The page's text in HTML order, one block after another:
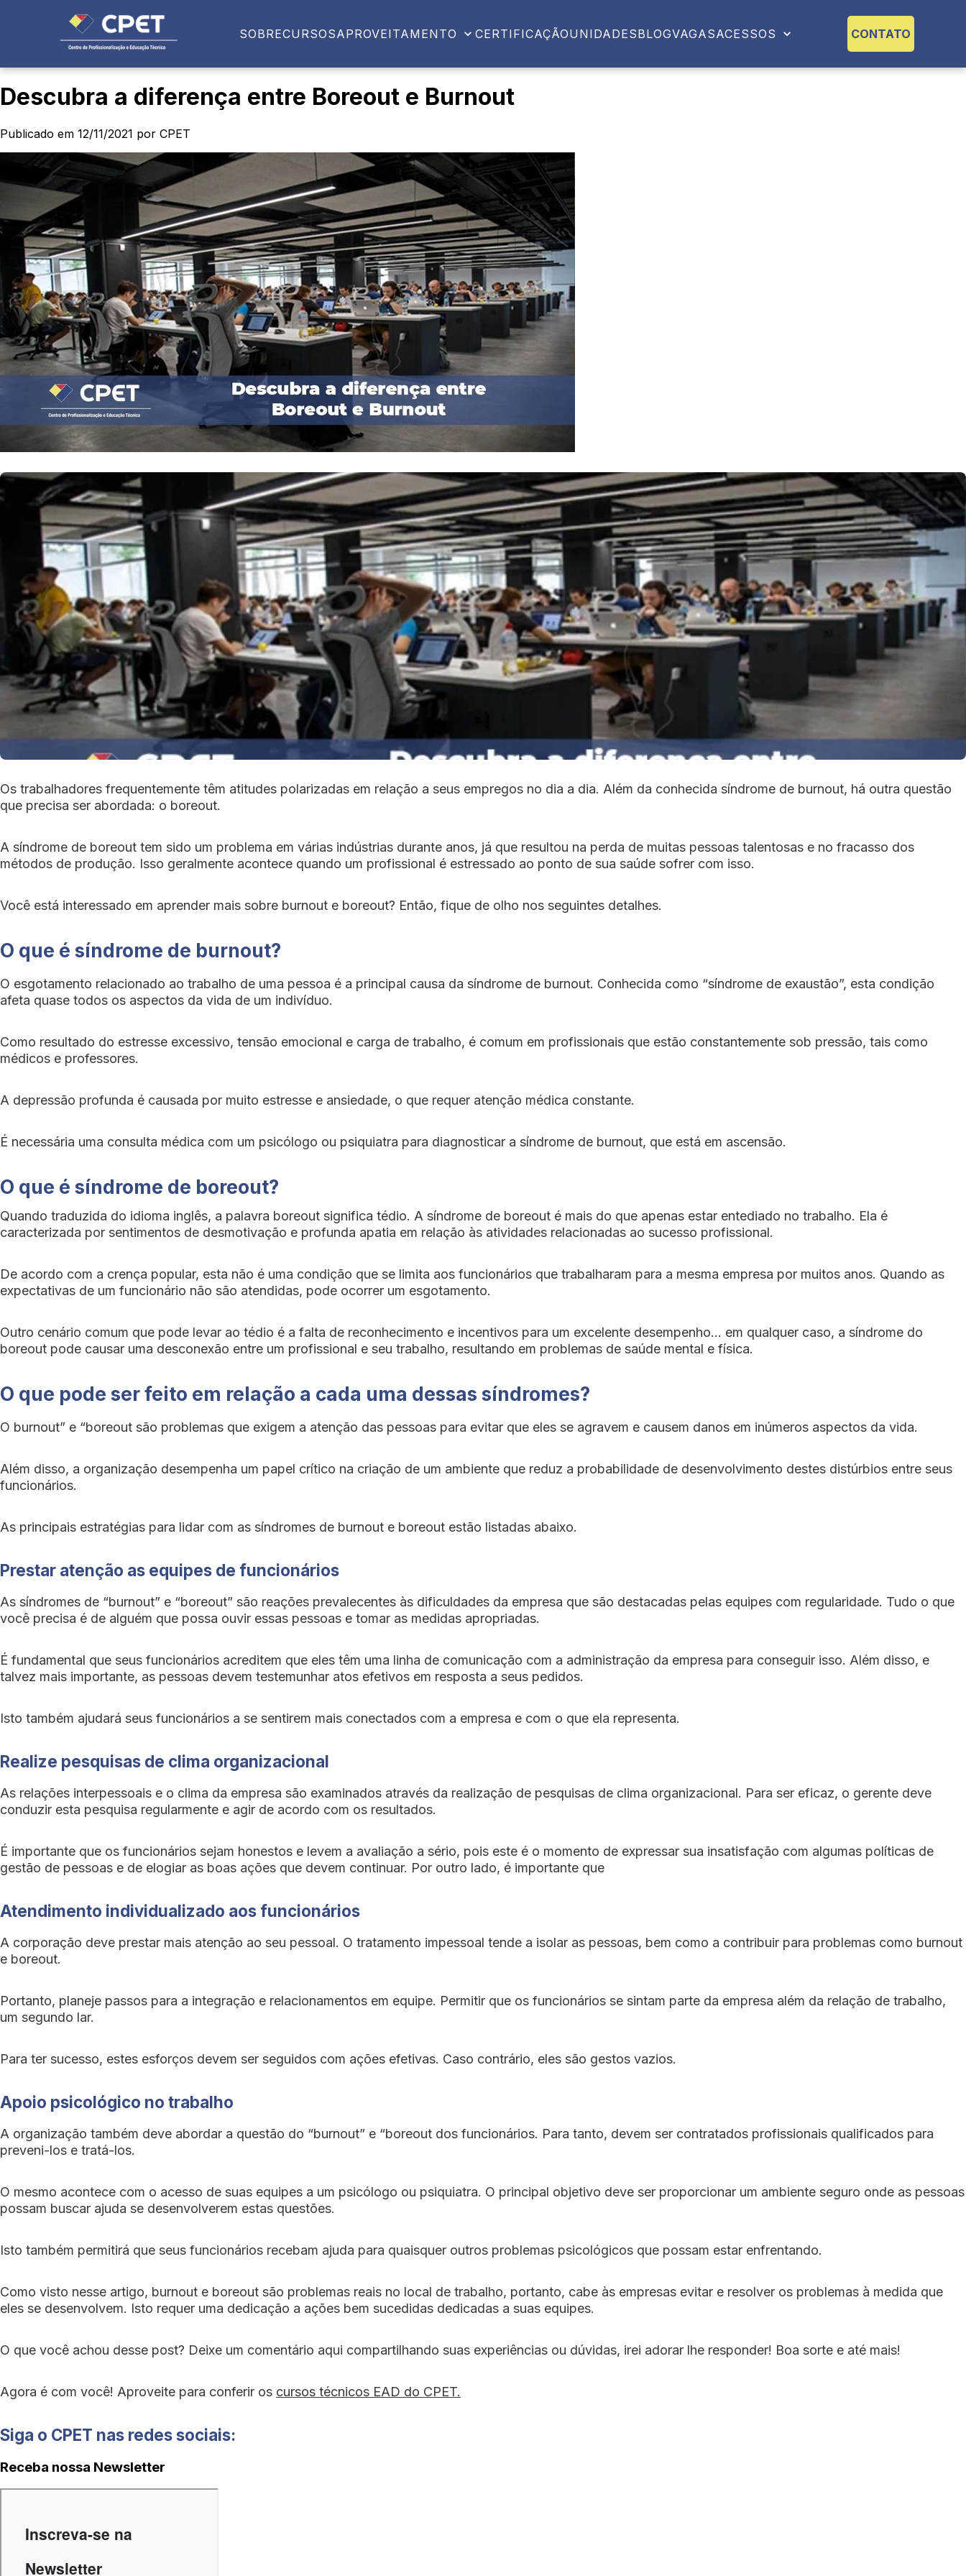
SOBRECURSOSAPROVEITAMENTO CERTIFICAÇÃOUNIDADESBLOGVAGASACESSOS CONTATO
Descubra a diferença entre Boreout e Burnout
Publicado em 12/11/2021 por CPET
Os trabalhadores frequentemente têm atitudes polarizadas em relação a seus empregos no dia a dia. Além da conhecida síndrome de burnout, há outra questão
que precisa ser abordada: o boreout.
A síndrome de boreout tem sido um problema em várias indústrias durante anos, já que resultou na perda de muitas pessoas talentosas e no fracasso dos
métodos de produção. Isso geralmente acontece quando um profissional é estressado ao ponto de sua saúde sofrer com isso.
Você está interessado em aprender mais sobre burnout e boreout? Então, fique de olho nos seguintes detalhes.
O que é síndrome de burnout?
O esgotamento relacionado ao trabalho de uma pessoa é a principal causa da síndrome de burnout. Conhecida como “síndrome de exaustão”, esta condição
afeta quase todos os aspectos da vida de um indivíduo.
Como resultado do estresse excessivo, tensão emocional e carga de trabalho, é comum em profissionais que estão constantemente sob pressão, tais como
médicos e professores.
A depressão profunda é causada por muito estresse e ansiedade, o que requer atenção médica constante.
É necessária uma consulta médica com um psicólogo ou psiquiatra para diagnosticar a síndrome de burnout, que está em ascensão.
O que é síndrome de boreout?
Quando traduzida do idioma inglês, a palavra boreout significa tédio. A síndrome de boreout é mais do que apenas estar entediado no trabalho. Ela é
caracterizada por sentimentos de desmotivação e profunda apatia em relação às atividades relacionadas ao sucesso profissional.
De acordo com a crença popular, esta não é uma condição que se limita aos funcionários que trabalharam para a mesma empresa por muitos anos. Quando as
expectativas de um funcionário não são atendidas, pode ocorrer um esgotamento.
Outro cenário comum que pode levar ao tédio é a falta de reconhecimento e incentivos para um excelente desempenho… em qualquer caso, a síndrome do
boreout pode causar uma desconexão entre um profissional e seu trabalho, resultando em problemas de saúde mental e física.
O que pode ser feito em relação a cada uma dessas síndromes?
O burnout” e “boreout são problemas que exigem a atenção das pessoas para evitar que eles se agravem e causem danos em inúmeros aspectos da vida.
Além disso, a organização desempenha um papel crítico na criação de um ambiente que reduz a probabilidade de desenvolvimento destes distúrbios entre seus
funcionários.
As principais estratégias para lidar com as síndromes de burnout e boreout estão listadas abaixo.
Prestar atenção as equipes de funcionários
As síndromes de “burnout” e “boreout” são reações prevalecentes às dificuldades da empresa que são destacadas pelas equipes com regularidade. Tudo o que
você precisa é de alguém que possa ouvir essas pessoas e tomar as medidas apropriadas.
É fundamental que seus funcionários acreditem que eles têm uma linha de comunicação com a administração da empresa para conseguir isso. Além disso, e
talvez mais importante, as pessoas devem testemunhar atos efetivos em resposta a seus pedidos.
Isto também ajudará seus funcionários a se sentirem mais conectados com a empresa e com o que ela representa.
Realize pesquisas de clima organizacional
As relações interpessoais e o clima da empresa são examinados através da realização de pesquisas de clima organizacional. Para ser eficaz, o gerente deve
conduzir esta pesquisa regularmente e agir de acordo com os resultados.
É importante que os funcionários sejam honestos e levem a avaliação a sério, pois este é o momento de expressar sua insatisfação com algumas políticas de
gestão de pessoas e de elogiar as boas ações que devem continuar. Por outro lado, é importante que
Atendimento individualizado aos funcionários
A corporação deve prestar mais atenção ao seu pessoal. O tratamento impessoal tende a isolar as pessoas, bem como a contribuir para problemas como burnout
e boreout.
Portanto, planeje passos para a integração e relacionamentos em equipe. Permitir que os funcionários se sintam parte da empresa além da relação de trabalho,
um segundo lar.
Para ter sucesso, estes esforços devem ser seguidos com ações efetivas. Caso contrário, eles são gestos vazios.
Apoio psicológico no trabalho
A organização também deve abordar a questão do “burnout” e “boreout dos funcionários. Para tanto, devem ser contratados profissionais qualificados para
preveni-los e tratá-los.
O mesmo acontece com o acesso de suas equipes a um psicólogo ou psiquiatra. O principal objetivo deve ser proporcionar um ambiente seguro onde as pessoas
possam buscar ajuda se desenvolverem estas questões.
Isto também permitirá que seus funcionários recebam ajuda para quaisquer outros problemas psicológicos que possam estar enfrentando.
Como visto nesse artigo, burnout e boreout são problemas reais no local de trabalho, portanto, cabe às empresas evitar e resolver os problemas à medida que
eles se desenvolvem. Isto requer uma dedicação a ações bem sucedidas dedicadas a suas equipes.
O que você achou desse post? Deixe um comentário aqui compartilhando suas experiências ou dúvidas, irei adorar lhe responder! Boa sorte e até mais!
Agora é com você! Aproveite para conferir os cursos técnicos EAD do CPET.
Siga o CPET nas redes sociais:
Receba nossa Newsletter